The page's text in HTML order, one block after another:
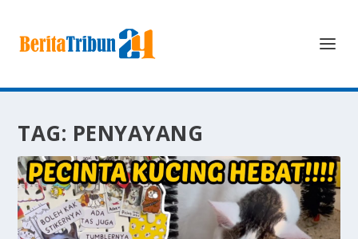
TAG: PENYAYANG